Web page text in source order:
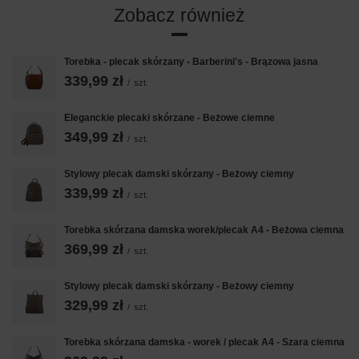
Czy plecak mieści format A4 (dokumenty, zeszyty)?
Nie, damski plecak miejski w jasnym brązie ma kompaktową budowę i
nie mieści formatu A4, ale jest wystarczająco pojemny na wszystkie
niezbędne codzienne drobiazgi.
Jakie dodatkowe kieszenie posiada plecak?
Posiada on praktyczną, zasuwaną kieszonkę na klucze z tyłu, a także
kieszeń na zatrzask z przodu oraz dwie kieszenie boczne.
Jaki kolor okuć zastosowano w tym modelu?
Damski plecak miejski skórzany ma eleganckie, srebrne okucia, które
Zobacz również
Torebka - plecak skórzany - Barberini's - Brązowa jasna
339,99 zł / szt.
Eleganckie plecaki skórzane - Beżowe ciemne
349,99 zł / szt.
Stylowy plecak damski skórzany - Beżowy ciemny
339,99 zł / szt.
Torebka skórzana damska worek/plecak A4 - Beżowa ciemna
369,99 zł / szt.
Stylowy plecak damski skórzany - Beżowy ciemny
329,99 zł / szt.
Torebka skórzana damska - worek / plecak A4 - Szara ciemna